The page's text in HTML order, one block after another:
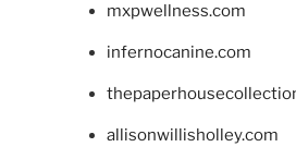
mxpwellness.com
infernocanine.com
allisonwillisholley.com